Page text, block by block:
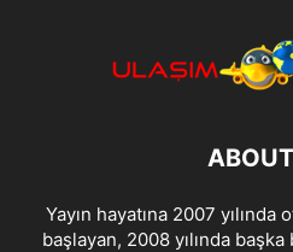
Yayın hayatına 2007
başlayan, 2008 yılında